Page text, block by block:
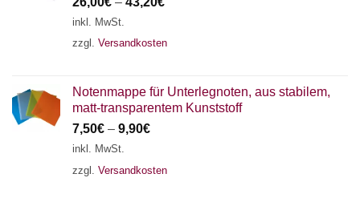
inkl. MwSt.
zzgl. Versandkosten
Notenmappe für Unterlegnoten, aus stabilem,
matt-transparentem Kunststoff
7,50€ – 9,90€
inkl. MwSt.
zzgl. Versandkosten